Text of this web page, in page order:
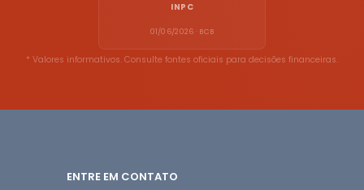
INPC
01/06/2026 · BCB
* Valores informativos. Consulte fontes oficiais para decisões financeiras.
ENTRE EM CONTATO